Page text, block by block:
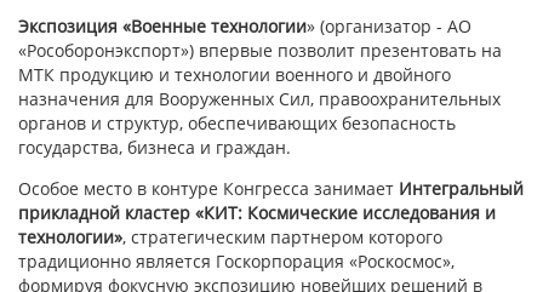
Экспозиция «Военные технологии» (организатор - АО
«Рособоронэкспорт») впервые позволит презентовать на
МТК продукцию и технологии военного и двойного
назначения для Вооруженных Сил, правоохранительных
органов и структур, обеспечивающих безопасность
государства, бизнеса и граждан.
Особое место в контуре Конгресса занимает Интегральный
прикладной кластер «КИТ: Космические исследования и
технологии», стратегическим партнером которого
традиционно является Госкорпорация «Роскосмос»,
формируя фокусную экспозицию новейших решений в